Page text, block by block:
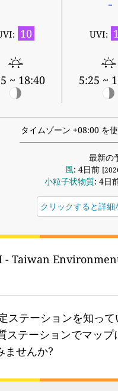
10
~ 18:40
UVI:
5:25 ~
タイムゾーン +08:00 を
最新の
風: 4日前
小粒子状物質: 4日
クリックすると詳
- Taiwan
ステーションを知って
ステーションでマップ
ませんか?